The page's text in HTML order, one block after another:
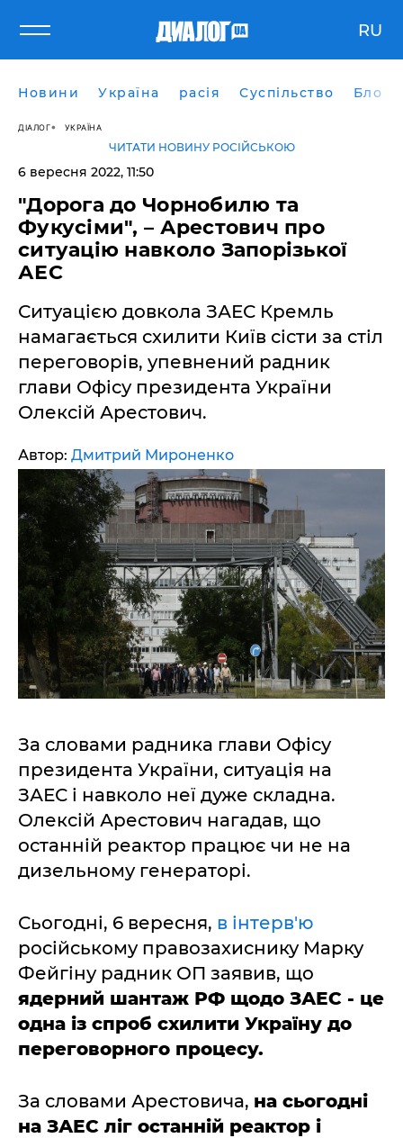
RU
Новини Україна расія Суспільство Блоги
ДІАЛОГ УКРАЇНА
ЧИТАТИ НОВИНУ РОСІЙСЬКОЮ
6 вересня 2022, 11:50
"Дорога до Чорнобилю та
Фукусіми", – Арестович про
ситуацію навколо Запорізької
АЕС
Ситуацією довкола ЗАЕС Кремль
намагається схилити Київ сісти за стіл
переговорів, упевнений радник
глави Офісу президента України
Олексій Арестович.
Автор: Дмитрий Мироненко
За словами радника глави Офісу
президента України, ситуація на
ЗАЕС і навколо неї дуже складна.
Олексій Арестович нагадав, що
останній реактор працює чи не на
дизельному генераторі.
Сьогодні, 6 вересня, в інтерв'ю
російському правозахиснику Марку
Фейгіну радник ОП заявив, що
ядерний шантаж РФ щодо ЗАЕС - це
одна із спроб схилити Україну до
переговорного процесу.
За словами Арестовича, на сьогодні
на ЗАЕС ліг останній реактор і